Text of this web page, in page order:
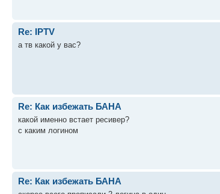
Re: IPTV
а тв какой у вас?
Re: Как избежать БАНА
какой именно встает ресивер?
с каким логином
Re: Как избежать БАНА